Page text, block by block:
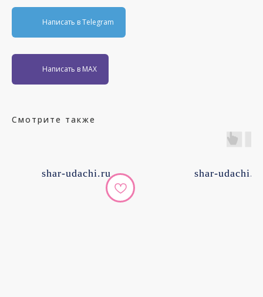
Написать в Telegram
Написать в MAX
Смотрите также
shar-udachi.ru shar-udachi.ru